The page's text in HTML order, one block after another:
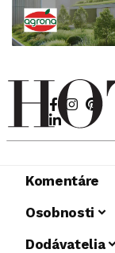
Komentáre
Osobnosti
Dodávatelia